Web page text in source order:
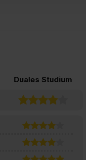
Daten in die USA
(EuGH – Schrems
Duales Studium